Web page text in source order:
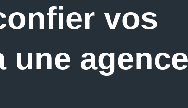
vos
une agence